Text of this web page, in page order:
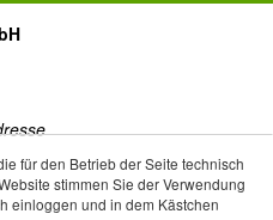
für den Betrieb der Seite technisch
stimmen Sie der Verwendung
einloggen und in dem Kästchen